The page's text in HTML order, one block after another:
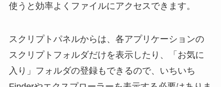
使うと効率よくファイルにアクセスできます。
スクリプトパネルからは、各アプリケーションの
スクリプトフォルダだけを表示したり、「お気に
入り」フォルダの登録もできるので、いちいち